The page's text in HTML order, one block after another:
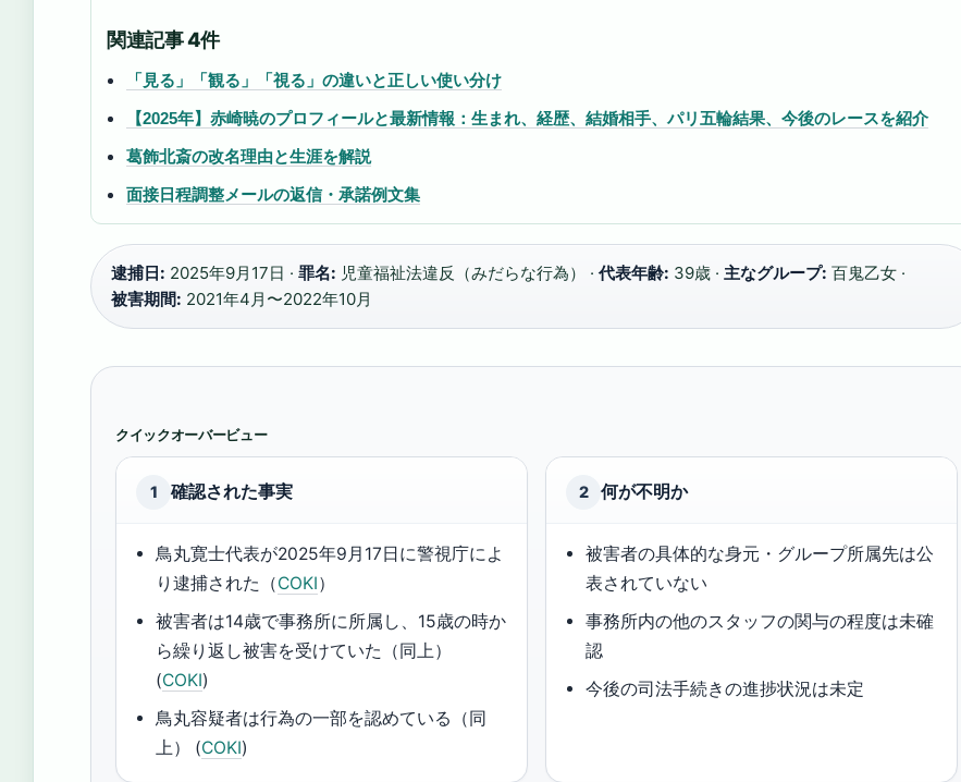
関連記事 4件
「見る」「観る」「視る」の違いと正しい使い分け
【2025年】赤崎暁のプロフィールと最新情報：生まれ、経歴、結婚相手、パリ五輪結果、今後のレースを紹介
葛飾北斎の改名理由と生涯を解説
面接日程調整メールの返信・承諾例文集
逮捕日: 2025年9月17日 · 罪名: 児童福祉法違反（みだらな行為） · 代表年齢: 39歳 · 主なグループ: 百鬼乙女 ·
被害期間: 2021年4月〜2022年10月
クイックオーバービュー
1 確認された事実
鳥丸寛士代表が2025年9月17日に警視庁によ
り逮捕された（COKI）
被害者は14歳で事務所に所属し、15歳の時か
ら繰り返し被害を受けていた（同上）
(COKI)
鳥丸容疑者は行為の一部を認めている（同
上） (COKI)
2 何が不明か
被害者の具体的な身元・グループ所属先は公
表されていない
事務所内の他のスタッフの関与の程度は未確
認
今後の司法手続きの進捗状況は未定